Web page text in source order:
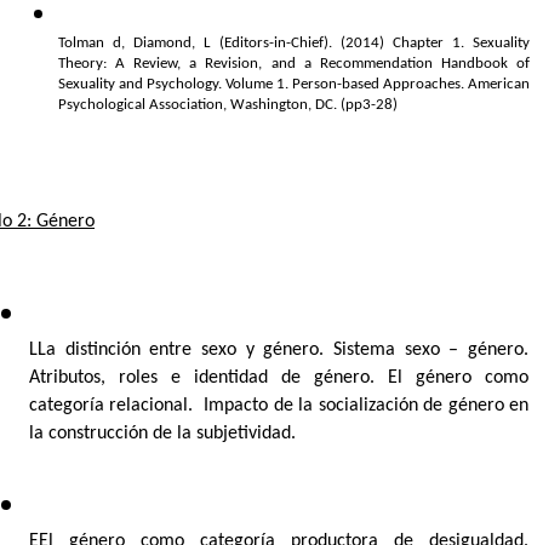
Tolman d, Diamond, L (Editors-in-Chief). (2014) Chapter 1. Sexuality
Theory: A Review, a Revision, and a Recommendation Handbook of
Sexuality and Psychology. Volume 1. Person-based Approaches. American
Psychological Association, Washington, DC. (pp3-28)
2: Género
LLa distinción entre sexo y género. Sistema sexo – género.
Atributos, roles e identidad de género. El género como
categoría relacional.  Impacto de la socialización de género en
la construcción de la subjetividad.